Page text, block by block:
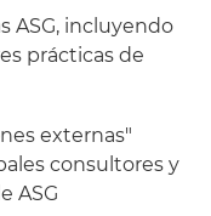
ASG, incluyendo
prácticas de
externas"
consultores y
ASG